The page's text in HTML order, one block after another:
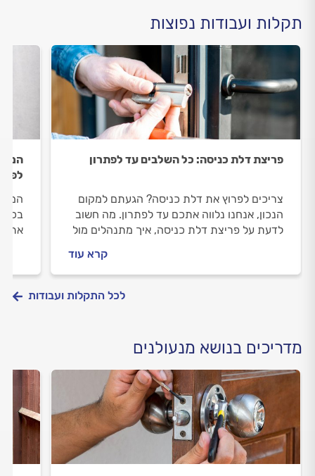
תקלות ועבודות נפוצות
פריצת דלת כניסה: כל השלבים עד לפתרון
צריכים לפרוץ את דלת כניסה? הגעתם למקום
הנכון, אנחנו נלווה אתכם עד לפתרון. מה חשוב
לדעת על פריצת דלת כניסה, איך מתנהלים מול
קרא עוד
בכל
את
לכל התקלות ועבודות
מדריכים בנושא מנעולנים